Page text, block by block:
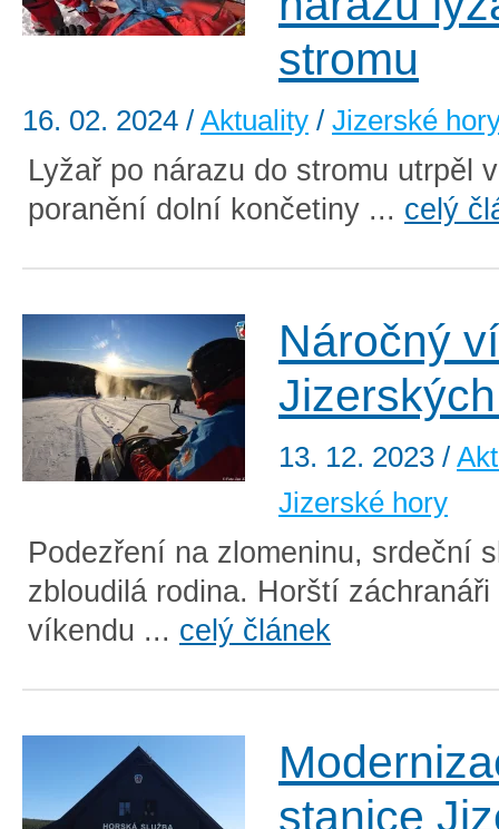
stromu
16. 02. 2024 / Aktuality / Jizerské
Lyžař po nárazu do stromu utrpěl
poranění dolní končetiny ... celý
Náročný
13. 12. 2023 /
Jizerské hory
Podezření na zlomeninu, srdeční
zbloudilá rodina. Horští záchranáři
víkendu ... celý článek
stanice